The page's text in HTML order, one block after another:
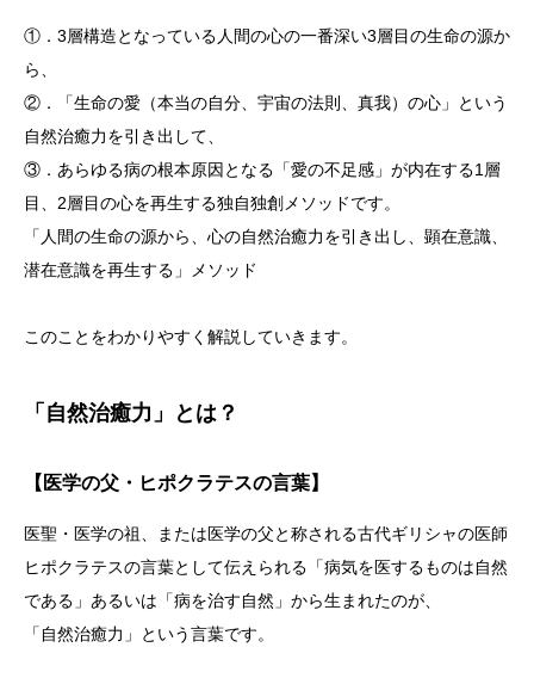
①．3層構造となっている人間の心の一番深い3層目の生命の源か
ら、
②．「生命の愛（本当の自分、宇宙の法則、真我）の心」という
自然治癒力を引き出して、
③．あらゆる病の根本原因となる「愛の不足感」が内在する1層
目、2層目の心を再生する独自独創メソッドです。
「人間の生命の源から、心の自然治癒力を引き出し、顕在意識、
潜在意識を再生する」メソッド
このことをわかりやすく解説していきます。
「自然治癒力」とは？
【医学の父・ヒポクラテスの言葉】
医聖・医学の祖、または医学の父と称される古代ギリシャの医師
ヒポクラテスの言葉として伝えられる「病気を医するものは自然
である」あるいは「病を治す自然」から生まれたのが、
「自然治癒力」という言葉です。